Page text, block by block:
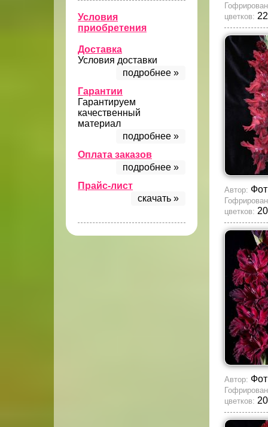
Условия
приобретения
Доставка
Условия доставки
подробнее »
Гарантии
Гарантируем
качественный
материал
подробнее »
Оплата заказов
подробнее »
Прайс-лист
скачать »
цветков:
Автор:
цветков:
Автор:
цветков: